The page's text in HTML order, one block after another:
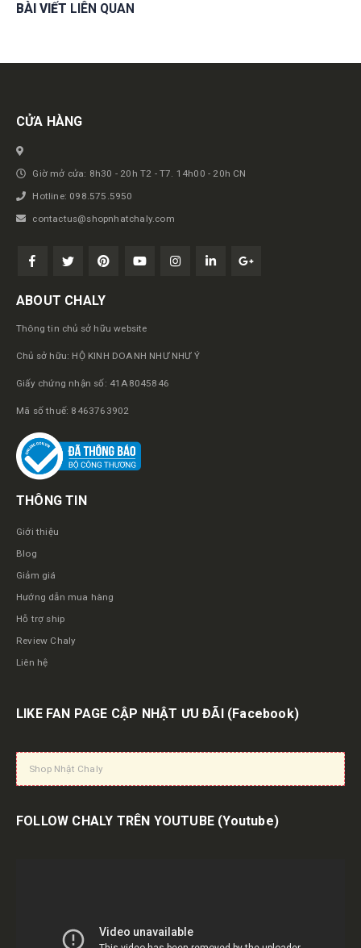
BÀI VIẾT LIÊN QUAN
Get in touch
CỬA HÀNG
Giờ mở cửa: 8h30 - 20h T2 - T7. 14h00 - 20h CN
Hotline: 098.575.5950
contactus@shopnhatchaly.com
ABOUT CHALY
Thông tin chủ sở hữu website
Chủ sở hữu: HỘ KINH DOANH NHƯ NHƯ Ý
Giấy chứng nhận số: 41A8045846
Mã số thuế: 8463763902
THÔNG TIN
Giới thiệu
Blog
Giảm giá
Hướng dẫn mua hàng
Hỗ trợ ship
Review Chaly
Liên hệ
LIKE FAN PAGE CẬP NHẬT ƯU ĐÃI (Facebook)
Shop Nhật Chaly
FOLLOW CHALY TRÊN YOUTUBE (Youtube)